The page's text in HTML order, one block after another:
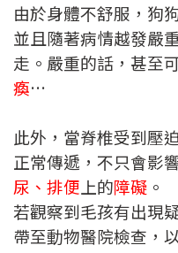
由於身體不舒服，狗
並且隨著病情越發嚴
走。 嚴重的話，甚至
瘓…
此外，當脊椎受到壓
正常傳遞，不只會影
尿、排便 上的障礙 。
若觀察到毛孩有出現
帶至動物醫院檢查，